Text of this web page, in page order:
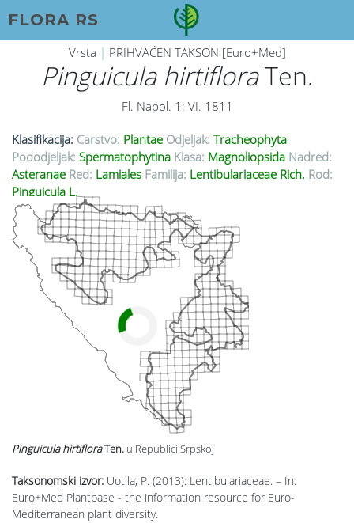
FLORA RS
Vrsta | PRIHVAĆEN TAKSON [Euro+Med]
Pinguicula hirtifloraTen.
Fl. Napol. 1: VI. 1811
Klasifikacija: Carstvo: Plantae Odjeljak: Tracheophyta
Pododjeljak: Spermatophytina Klasa: Magnoliopsida Nadred:
Asteranae Red: Lamiales Familija: Lentibulariaceae Rich. Rod:
Pinguicula L.
Taksonomski izvor: Uotila, P. (2013): Lentibulariaceae. – In:
Euro+Med Plantbase - the information resource for Euro-
Mediterranean plant diversity.
Pinguicula hirtifloraTen. u Republici Srpskoj